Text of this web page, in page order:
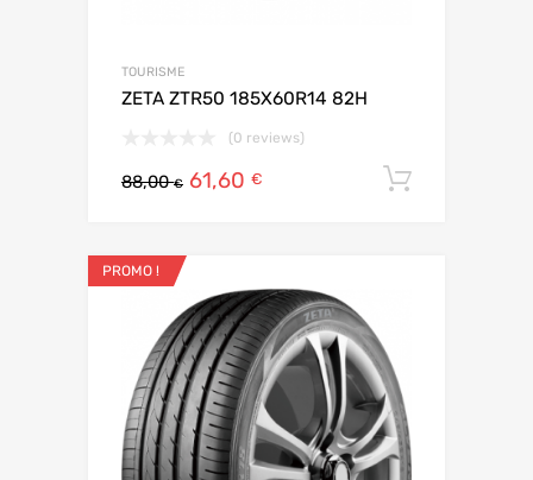
TOURISME
ZETA ZTR50 185X60R14 82H
(0 reviews)
88,00€ 61,60 €
PROMO !